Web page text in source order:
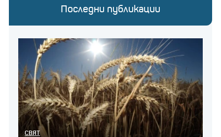
Последни публикации
СВЯТ